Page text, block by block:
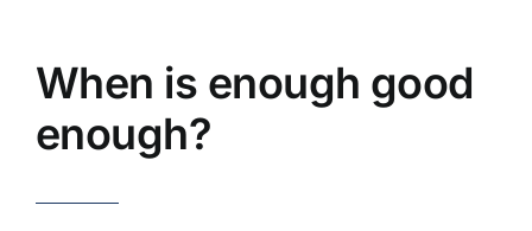
When is enough good
enough?